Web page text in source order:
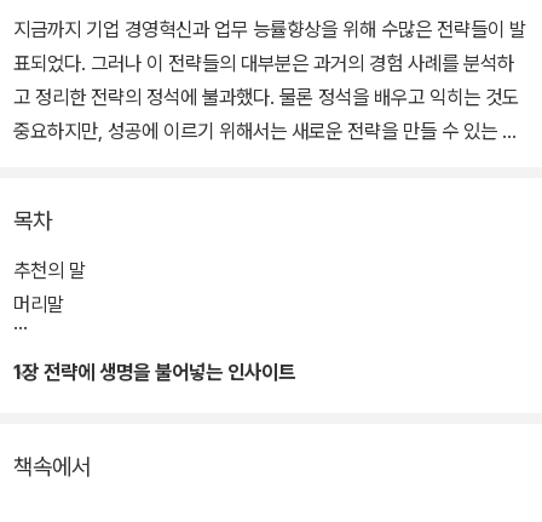
지금까지 기업 경영혁신과 업무 능률향상을 위해 수많은 전략들이 발
표되었다. 그러나 이 전략들의 대부분은 과거의 경험 사례를 분석하
고 정리한 전략의 정석에 불과했다. 물론 정석을 배우고 익히는 것도
중요하지만, 성공에 이르기 위해서는 새로운 전략을 만들 수 있는 플
이러한 플러스알파의 능력을 이 책은 '인사이트 Insight'라고 부른다.
그럼 과연 인사이트는 어떻게 키울 수 있는 것일까? 성공적인 경영전
략 수립에 필수적인 플러스알파의 능력, 즉 인사이트가 무엇인지를
소개하고 인사이트의 여러 요소들을 설명한 후, 두뇌 사용법의 비결
을 밝히고 있다.
목차
추천의 말
머리말
1장 전략에 생명을 불어넣는 인사이트
책속에서